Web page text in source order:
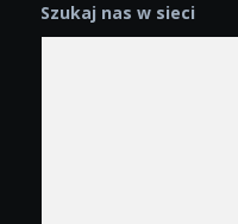
Szukaj nas w sieci